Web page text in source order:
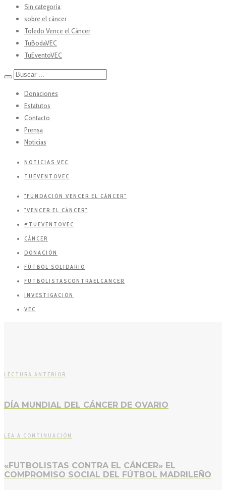
Sin categoría
sobre el cáncer
Toledo Vence el Cáncer
TuBodaVEC
TuEventoVEC
Donaciones
Estatutos
Contacto
Prensa
Noticias
NOTICIAS VEC
TUEVENTOVEC
"FUNDACIÓN VENCER EL CÁNCER"
"VENCER EL CÁNCER"
#TUEVENTOVEC
CÁNCER
DONACIÓN
FÚTBOL SOLIDARIO
FUTBOLISTASCONTRAELCANCER
INVESTIGACIÓN
VEC
LECTURA ANTERIOR
DÍA MUNDIAL DEL CÁNCER DE OVARIO
LEA A CONTINUACIÓN
«FUTBOLISTAS CONTRA EL CÁNCER» EL
COMPROMISO SOCIAL DEL FÚTBOL MADRILEÑO